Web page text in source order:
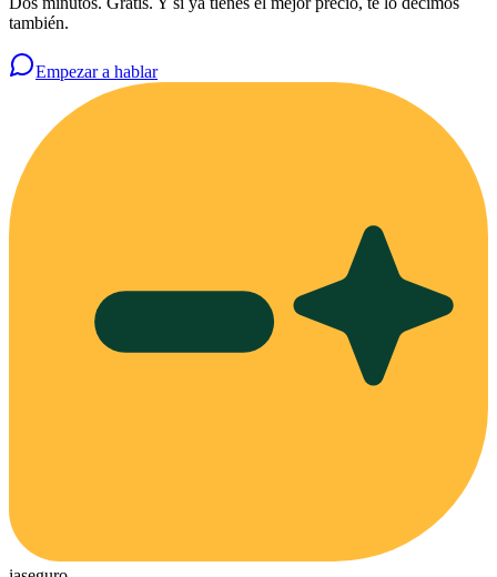
también.
Empezar a hablar